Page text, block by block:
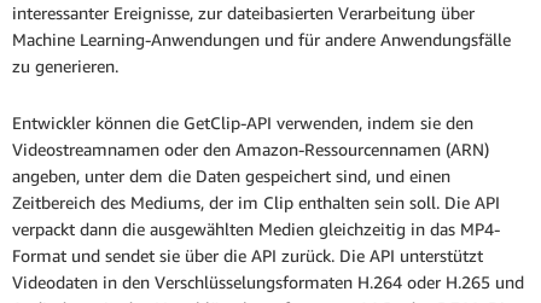
interessanter Ereignisse, zur dateibasierten Verarbeitung über
Machine Learning-Anwendungen und für andere Anwendungsfälle
zu generieren.
Entwickler können die GetClip-API verwenden, indem sie den
Videostreamnamen oder den Amazon-Ressourcennamen (ARN)
angeben, unter dem die Daten gespeichert sind, und einen
Zeitbereich des Mediums, der im Clip enthalten sein soll. Die API
verpackt dann die ausgewählten Medien gleichzeitig in das MP4-
Format und sendet sie über die API zurück. Die API unterstützt
Videodaten in den Verschlüsselungsformaten H.264 oder H.265 und